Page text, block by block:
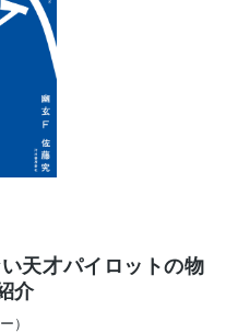
天才パイロットの物
介
）